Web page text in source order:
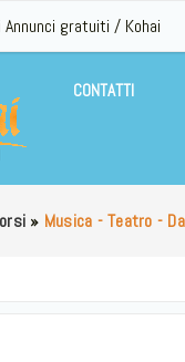
gratuiti / Kohai
CONTATTI
» Musica - Teatro -